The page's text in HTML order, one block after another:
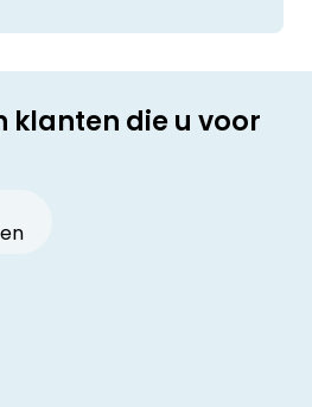
klanten die u voor